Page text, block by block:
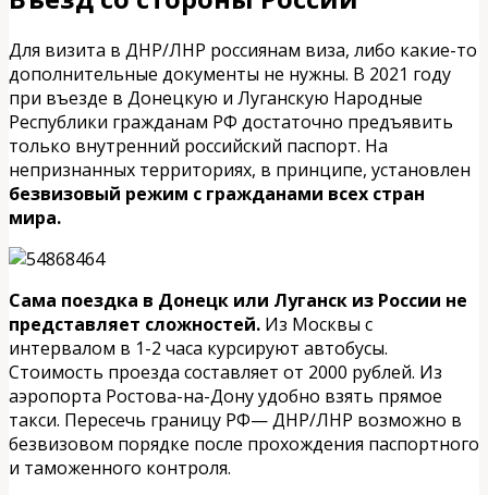
Для визита в ДНР/ЛНР россиянам виза, либо какие-то
дополнительные документы не нужны. В 2021 году
при въезде в Донецкую и Луганскую Народные
Республики гражданам РФ достаточно предъявить
только внутренний российский паспорт. На
непризнанных территориях, в принципе, установлен
безвизовый режим с гражданами всех стран
мира.
Сама поездка в Донецк или Луганск из России не
представляет сложностей. Из Москвы с
интервалом в 1-2 часа курсируют автобусы.
Стоимость проезда составляет от 2000 рублей. Из
аэропорта Ростова-на-Дону удобно взять прямое
такси. Пересечь границу РФ— ДНР/ЛНР возможно в
безвизовом порядке после прохождения паспортного
и таможенного контроля.